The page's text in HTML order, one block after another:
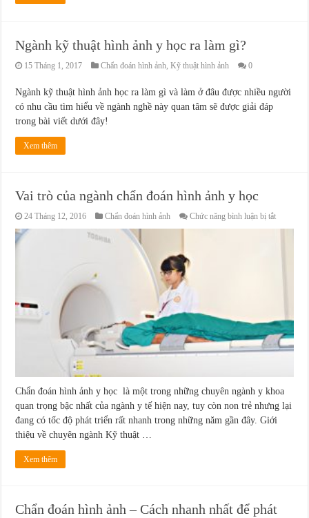
Ngành kỹ thuật hình ảnh y học ra làm gì?
15 Tháng 1, 2017 Chẩn đoán hình ảnh ,Kỹ thuật hình ảnh 0
Ngành kỹ thuật hình ảnh học ra làm gì và làm ở đâu được nhiều người
có nhu cầu tìm hiểu về ngành nghề này quan tâm sẽ được giải đáp
trong bài viết dưới đây!
Xem thêm
Vai trò của ngành chẩn đoán hình ảnh y học
24 Tháng 12, 2016 Chẩn đoán hình ảnh Chức năng bình luận bị tắtở
học
Chẩn đoán hình ảnh y học là một trong những chuyên ngành y khoa
quan trọng bậc nhất của ngành y tế hiện nay, tuy còn non trẻ nhưng lại
đang có tốc độ phát triển rất nhanh trong những năm gần đây. Giới
thiệu về chuyên ngành Kỹ thuật …
Xem thêm
Chẩn đoán hình ảnh – Cách nhanh nhất để phát